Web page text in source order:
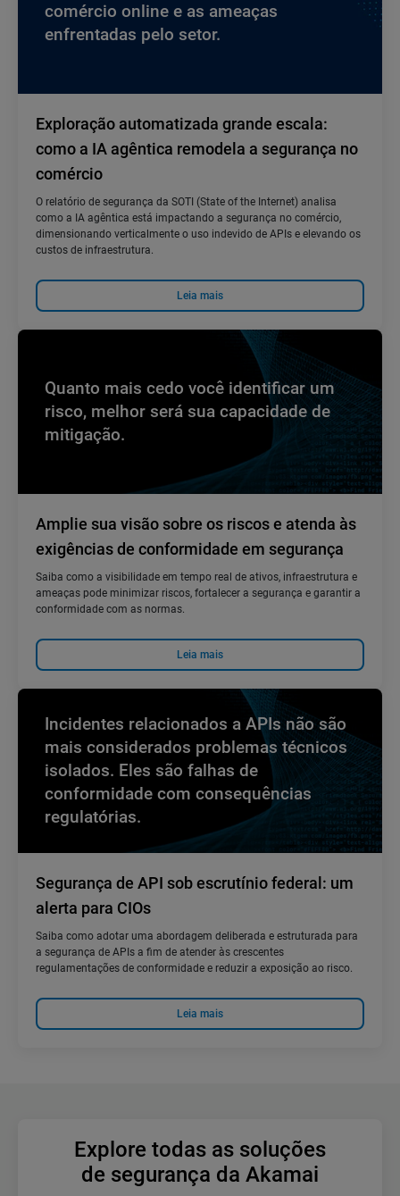
comércio online e as ameaças
enfrentadas pelo setor.
Exploração automatizada grande escala:
como a IA agêntica remodela a segurança no
comércio
O relatório de segurança da SOTI (State of the Internet) analisa
como a IA agêntica está impactando a segurança no comércio,
dimensionando verticalmente o uso indevido de APIs e elevando os
custos de infraestrutura.
Leia mais
Quanto mais cedo você identificar um
risco, melhor será sua capacidade de
mitigação.
Amplie sua visão sobre os riscos e atenda às
exigências de conformidade em segurança
Saiba como a visibilidade em tempo real de ativos, infraestrutura e
ameaças pode minimizar riscos, fortalecer a segurança e garantir a
conformidade com as normas.
Leia mais
Incidentes relacionados a APIs não são
mais considerados problemas técnicos
isolados. Eles são falhas de
conformidade com consequências
regulatórias.
Segurança de API sob escrutínio federal: um
alerta para CIOs
Saiba como adotar uma abordagem deliberada e estruturada para
a segurança de APIs a fim de atender às crescentes
regulamentações de conformidade e reduzir a exposição ao risco.
Leia mais
Explore todas as soluções
de segurança da Akamai